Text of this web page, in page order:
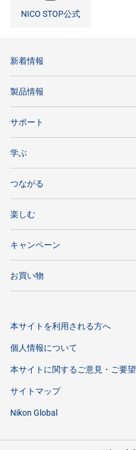
NICO STOP公式
新着情報
製品情報
サポート
学ぶ
つながる
楽しむ
キャンペーン
お買い物
本サイトを利用される方へ
個人情報について
本サイトに関するご意見・ご要望
サイトマップ
Nikon Global